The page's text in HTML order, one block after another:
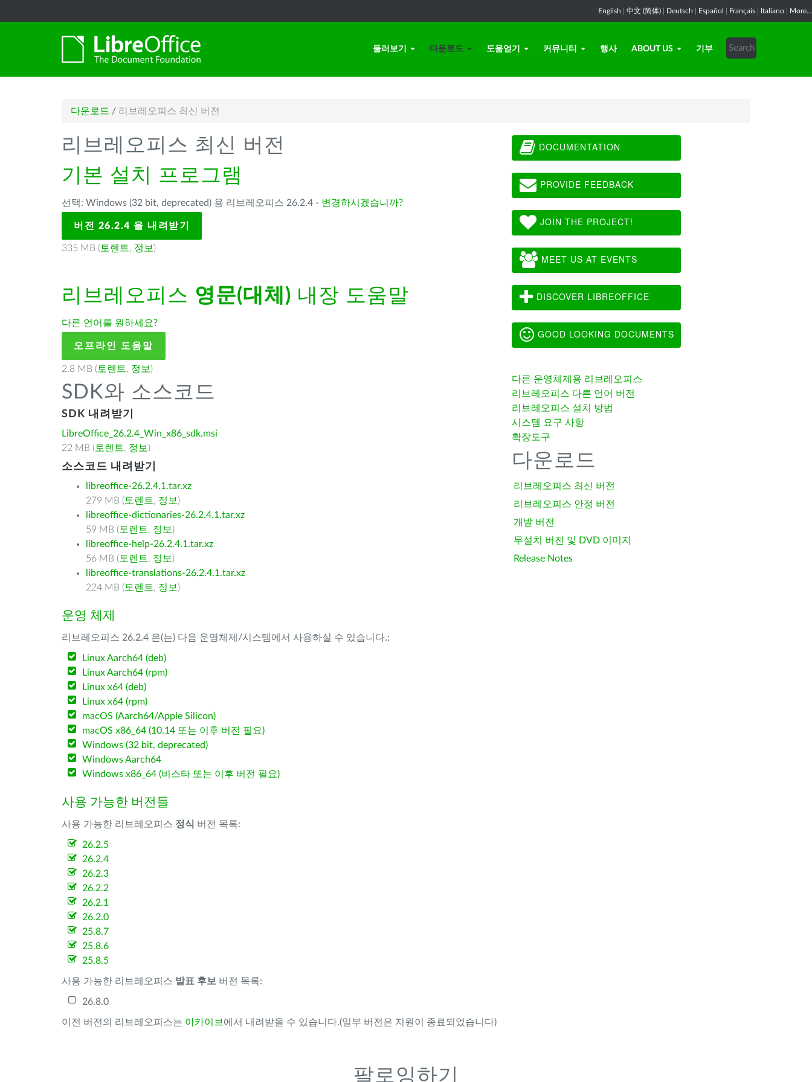
English 中文 (简体) Deutsch Español Français Italiano More...
둘러보기 다운로드 도움얻기 커뮤니티 행사 ABOUT US 기부
다운로드 / 리브레오피스 최신 버전
리브레오피스 최신 버전
기본 설치 프로그램
선택: Windows (32 bit, deprecated) 용 리브레오피스 26.2.4 - 변경하시겠습니까?
버전 26.2.4 을 내려받기
335 MB ( 토렌트, 정보 )
리브레오피스 영문(대체) 내장 도움말
다른 언어를 원하세요?
오프라인 도움말
2.8 MB ( 토렌트, 정보 )
SDK와 소스코드
SDK 내려받기
LibreOffice_26.2.4_Win_x86_sdk.msi
22 MB ( 토렌트, 정보 )
소스코드 내려받기
libreoffice-26.2.4.1.tar.xz
279 MB ( 토렌트, 정보 )
libreoffice-dictionaries-26.2.4.1.tar.xz
59 MB ( 토렌트, 정보 )
libreoffice-help-26.2.4.1.tar.xz
56 MB ( 토렌트, 정보 )
libreoffice-translations-26.2.4.1.tar.xz
224 MB ( 토렌트, 정보 )
운영 체제
리브레오피스 26.2.4 은(는) 다음 운영체제/시스템에서 사용하실 수 있습니다.:
Linux Aarch64 (deb)
Linux Aarch64 (rpm)
Linux x64 (deb)
Linux x64 (rpm)
macOS (Aarch64/Apple Silicon)
macOS x86_64 (10.14 또는 이후 버전 필요)
Windows (32 bit, deprecated)
Windows Aarch64
Windows x86_64 (비스타 또는 이후 버전 필요)
사용 가능한 버전들
사용 가능한 리브레오피스 정식 버전 목록:
26.2.5
26.2.4
26.2.3
26.2.2
26.2.1
26.2.0
25.8.7
25.8.6
25.8.5
사용 가능한 리브레오피스 발표 후보 버전 목록:
26.8.0
이전 버전의 리브레오피스는 아카이브 에서 내려받을 수 있습니다.(일부 버전은 지원이 종료되었습니다)
DOCUMENTATION
PROVIDE FEEDBACK
JOIN THE PROJECT!
MEET US AT EVENTS
DISCOVER LIBREOFFICE
GOOD LOOKING DOCUMENTS
다른 운영체제용 리브레오피스
리브레오피스 다른 언어 버전
리브레오피스 설치 방법
시스템 요구 사항
확장도구
다운로드
리브레오피스 최신 버전
리브레오피스 안정 버전
개발 버전
무설치 버전 및 DVD 이미지
Release Notes
팔로잉하기